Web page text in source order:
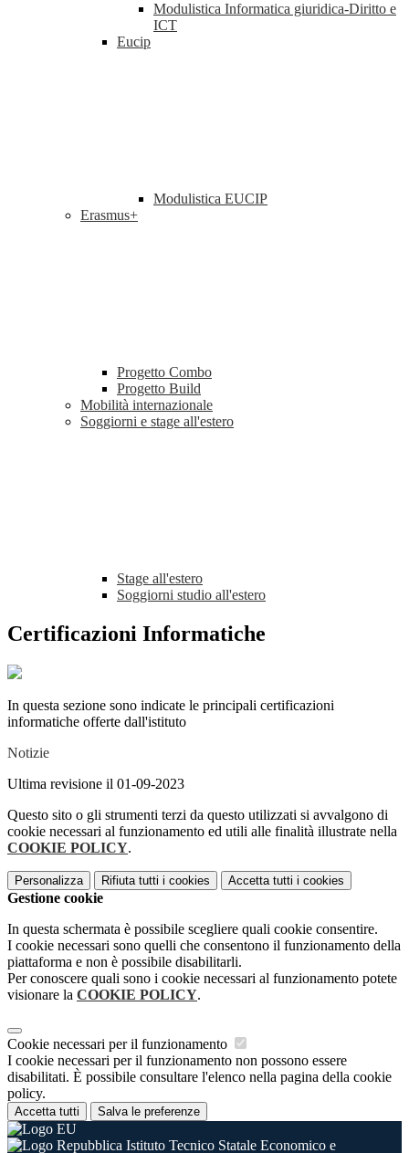
Modulistica Informatica giuridica-Diritto e
ICT
Eucip
Modulistica EUCIP
Erasmus+
Progetto Combo
Progetto Build
Mobilità internazionale
Soggiorni e stage all'estero
Stage all'estero
Soggiorni studio all'estero
Certificazioni Informatiche
In questa sezione sono indicate le principali certificazioni
informatiche offerte dall'istituto
Notizie
Ultima revisione il 01-09-2023
Questo sito o gli strumenti terzi da questo utilizzati si avvalgono di
cookie necessari al funzionamento ed utili alle finalità illustrate nella
COOKIE POLICY.
Personalizza Rifiuta tutti i cookies Accetta tutti i cookies
Gestione cookie
In questa schermata è possibile scegliere quali cookie consentire.
I cookie necessari sono quelli che consentono il funzionamento della
piattaforma e non è possibile disabilitarli.
Per conoscere quali sono i cookie necessari al funzionamento potete
visionare la COOKIE POLICY.
Cookie necessari per il funzionamento
I cookie necessari per il funzionamento non possono essere
disabilitati. È possibile consultare l'elenco nella pagina della cookie
policy.
Accetta tutti Salva le preferenze
Istituto Tecnico Statale Economico e